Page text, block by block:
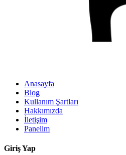
Anasayfa
Blog
Kullanım Şartları
Hakkımızda
İletişim
Panelim
Giriş Yap